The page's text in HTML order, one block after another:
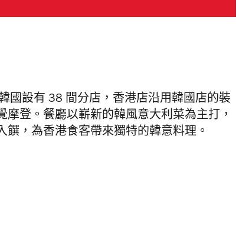
國設有 38 間分店，香港店沿用韓國店的裝
登。餐廳以嶄新的韓風意大利菜為主打，
，為香港食客帶來獨特的韓意料理。